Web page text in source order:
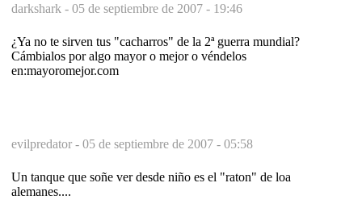
darkshark - 05 de septiembre de 2007 - 19:46
¿Ya no te sirven tus "cacharros" de la 2ª guerra mundial?
Cámbialos por algo mayor o mejor o véndelos
en:mayoromejor.com
evilpredator - 05 de septiembre de 2007 - 05:58
Un tanque que soñe ver desde niño es el "raton" de loa
alemanes....